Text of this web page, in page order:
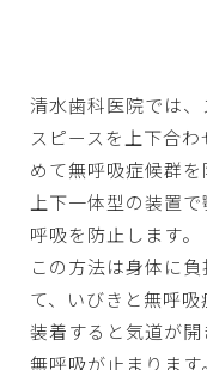
清水歯科医院では
スピースを上下合
めて無呼吸症候群を
上下一体型の装置
呼吸を防止します。
この方法は身体に
て、いびきと無呼吸
装着すると気道が
無呼吸が止まります